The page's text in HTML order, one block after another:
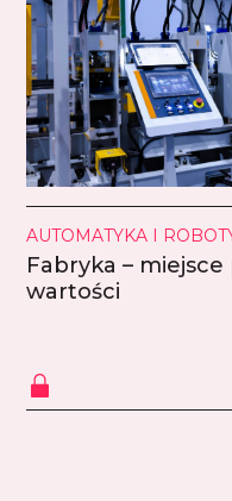
AUTOMATYKA I
Fabryka –
wartości